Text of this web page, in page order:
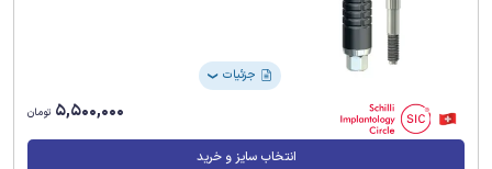
جزئیات ❯
5,500,000 تومان
انتخاب سایز و خرید